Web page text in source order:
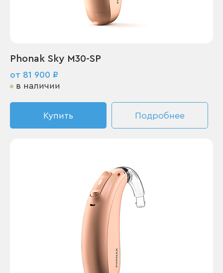
Phonak Sky M30-SP
от 81 900 ₽
в наличии
Купить Подробнее